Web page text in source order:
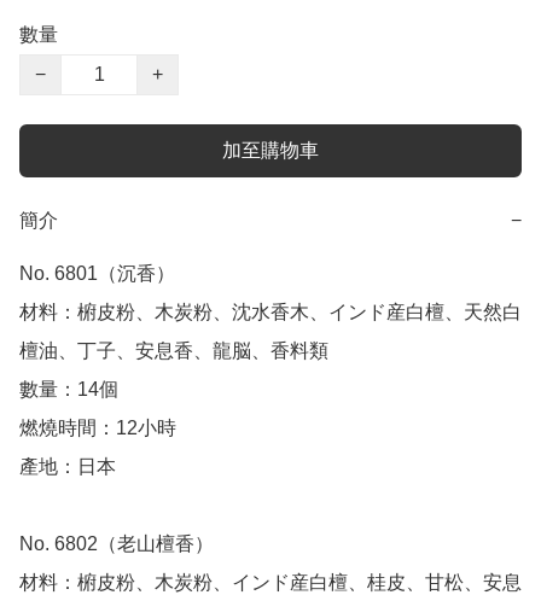
數量
−
+
加至購物車
簡介 −
No. 6801（沉香）
材料：椨皮粉、木炭粉、沈水香木、インド産白檀、天然白
檀油、丁子、安息香、龍脳、香料類
數量：14個
燃燒時間：12小時
產地：日本
No. 6802（老山檀香）
材料：椨皮粉、木炭粉、インド産白檀、桂皮、甘松、安息